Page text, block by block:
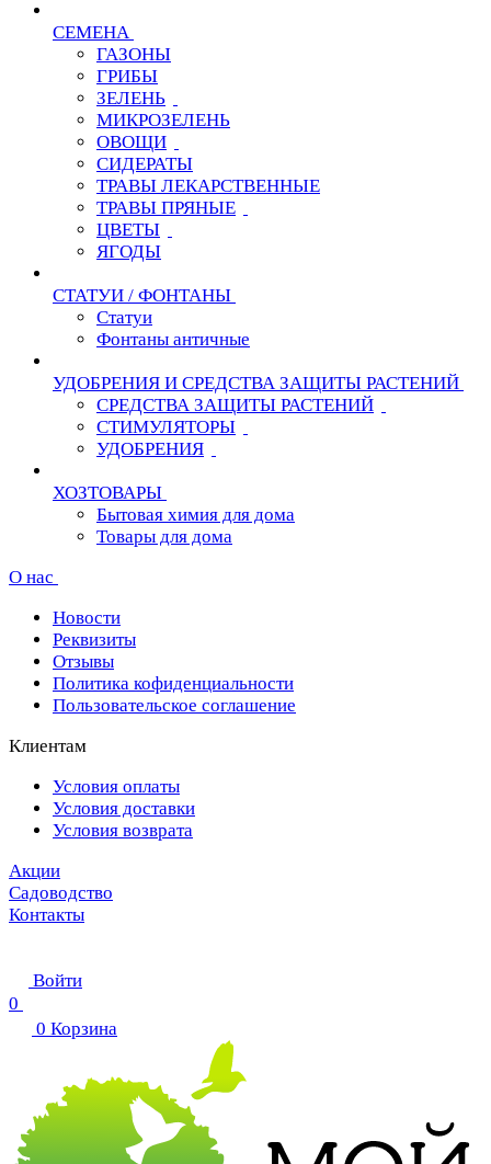
СЕМЕНА
ГАЗОНЫ
ГРИБЫ
ЗЕЛЕНЬ
МИКРОЗЕЛЕНЬ
ОВОЩИ
СИДЕРАТЫ
ТРАВЫ ЛЕКАРСТВЕННЫЕ
ТРАВЫ ПРЯНЫЕ
ЦВЕТЫ
ЯГОДЫ
СТАТУИ / ФОНТАНЫ
Статуи
Фонтаны античные
УДОБРЕНИЯ И СРЕДСТВА ЗАЩИТЫ РАСТЕНИЙ
СРЕДСТВА ЗАЩИТЫ РАСТЕНИЙ
СТИМУЛЯТОРЫ
УДОБРЕНИЯ
ХОЗТОВАРЫ
Бытовая химия для дома
Товары для дома
О нас
Новости
Реквизиты
Отзывы
Политика кофиденциальности
Пользовательское соглашение
Клиентам
Условия оплаты
Условия доставки
Условия возврата
Акции
Садоводство
Контакты
Войти
0
0 Корзина